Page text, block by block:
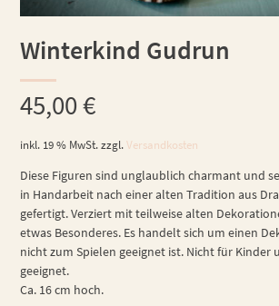
Winterkind Gudrun
45,00€
inkl. 19 % MwSt. zzgl.Versandkosten
Diese Figuren sind unglaublich charmant und
in Handarbeit nach einer alten Tradition aus
gefertigt. Verziert mit teilweise alten
etwas Besonderes. Es handelt sich um einen
nicht zum Spielen geeignet ist. Nicht für Kinder
geeignet.
Ca. 16 cm hoch.